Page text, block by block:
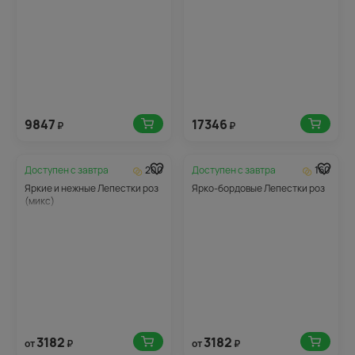
9847 ₽ 17346 ₽
Доступен сзавтра
200
Яркие и нежные Лепестки роз
(микс)
от3182 ₽
Доступен сзавтра
160
Ярко-бордовые Лепестки роз
от3182 ₽